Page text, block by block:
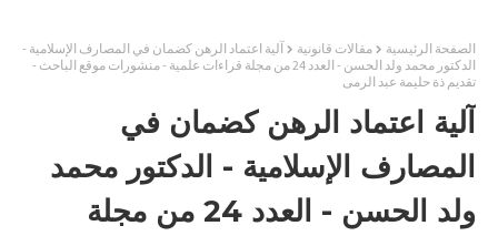
الصفحة الرئيسية مقالات قانونية
آلية اعتماد الرهن كضمان في المصارف الإسلامية -
الدكتور محمد ولد الحسن - العدد 24 من مجلة قراءات علمية - منشورات موقع الباحث -
تقديم ذة حليمة عبد الرمى
آلية اعتماد الرهن كضمان في
المصارف الإسلامية - الدكتور محمد
ولد الحسن - العدد 24 من مجلة